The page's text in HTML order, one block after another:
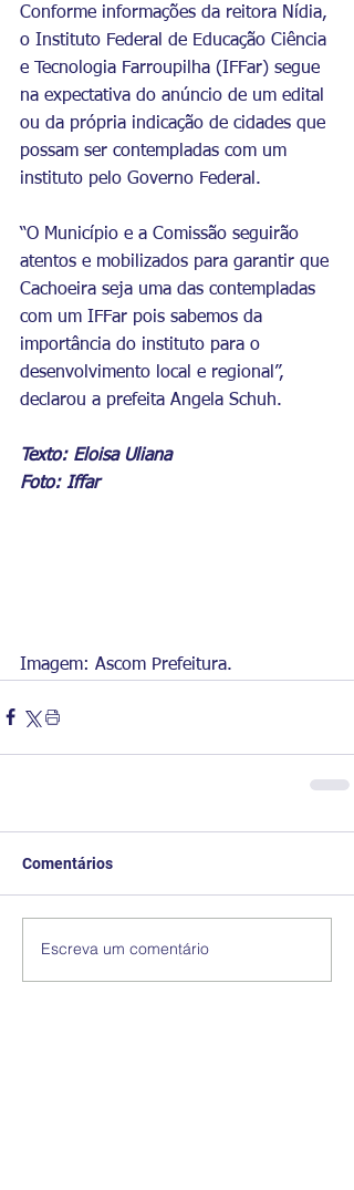
Conforme informações da reitora Nídia,
o Instituto Federal de Educação Ciência
e Tecnologia Farroupilha (IFFar) segue
na expectativa do anúncio de um edital
ou da própria indicação de cidades que
possam ser contempladas com um
instituto pelo Governo Federal.
“O Município e a Comissão seguirão
atentos e mobilizados para garantir que
Cachoeira seja uma das contempladas
com um IFFar pois sabemos da
importância do instituto para o
desenvolvimento local e regional”,
declarou a prefeita Angela Schuh.
Texto: Eloisa Uliana
Foto: Iffar
Imagem: Ascom Prefeitura.
Comentários
Escreva um comentário